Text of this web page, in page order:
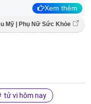
Xem thêm
Mỹ | Phụ Nữ Sức Khỏe
tử vi hôm nay